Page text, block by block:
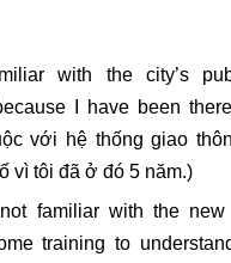
with the city’s
I have been
với hệ thống giao
vì tôi đã ở đó 5 năm.)
familiar with the
training to